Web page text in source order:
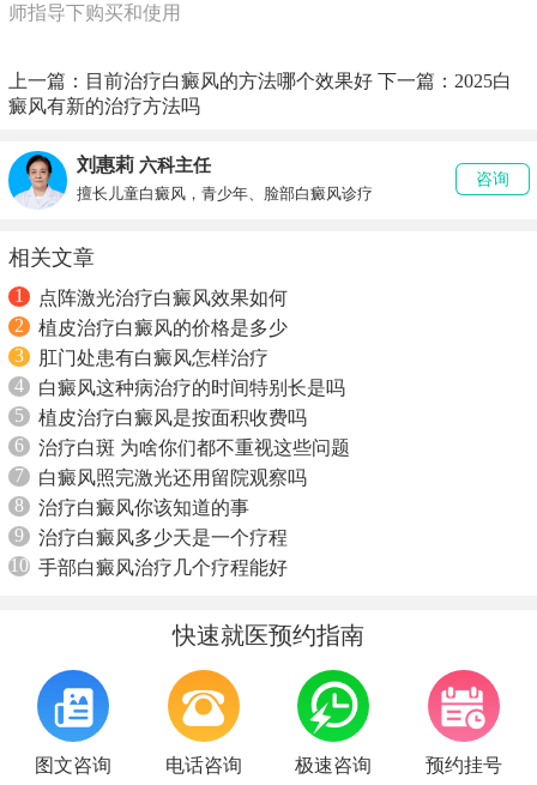
师指导下购买和使用
上一篇： 目前治疗白癜风的方法哪个效果好 下一篇： 2025白
癜风有新的治疗方法吗
刘惠莉 六科主任
擅长儿童白癜风，青少年、脸部白癜风诊疗
咨询
相关文章
1
点阵激光治疗白癜风效果如何
2
植皮治疗白癜风的价格是多少
3
肛门处患有白癜风怎样治疗
4
白癜风这种病治疗的时间特别长是吗
5
植皮治疗白癜风是按面积收费吗
6
治疗白斑 为啥你们都不重视这些问题
7
白癜风照完激光还用留院观察吗
8
治疗白癜风你该知道的事
9
治疗白癜风多少天是一个疗程
10 手部白癜风治疗几个疗程能好
快速就医预约指南
图文咨询 电话咨询 极速咨询 预约挂号